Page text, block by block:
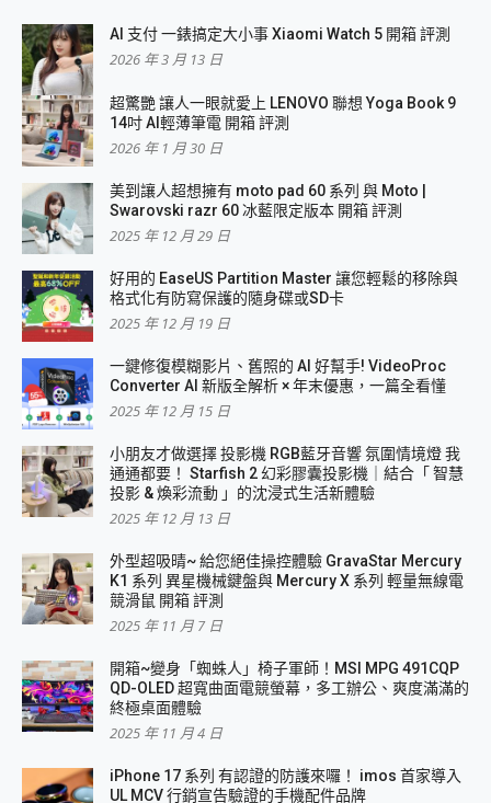
AI 支付 一錶搞定大小事 Xiaomi Watch 5 開箱 評測
2026 年 3 月 13 日
超驚艷 讓人一眼就愛上 LENOVO 聯想 Yoga Book 9
14吋 AI輕薄筆電 開箱 評測
2026 年 1 月 30 日
美到讓人超想擁有 moto pad 60 系列 與 Moto |
Swarovski razr 60 冰藍限定版本 開箱 評測
2025 年 12 月 29 日
好用的 EaseUS Partition Master 讓您輕鬆的移除與
格式化有防寫保護的隨身碟或SD卡
2025 年 12 月 19 日
一鍵修復模糊影片、舊照的 AI 好幫手! VideoProc
Converter AI 新版全解析 × 年末優惠，一篇全看懂
2025 年 12 月 15 日
小朋友才做選擇 投影機 RGB藍牙音響 氛圍情境燈 我
通通都要！ Starfish 2 幻彩膠囊投影機｜結合「 智慧
投影 & 煥彩流動 」的沈浸式生活新體驗
2025 年 12 月 13 日
外型超吸晴~ 給您絕佳操控體驗 GravaStar Mercury
K1 系列 異星機械鍵盤與 Mercury X 系列 輕量無線電
競滑鼠 開箱 評測
2025 年 11 月 7 日
開箱~變身「蜘蛛人」椅子軍師！MSI MPG 491CQP
QD-OLED 超寬曲面電競螢幕，多工辦公、爽度滿滿的
終極桌面體驗
2025 年 11 月 4 日
iPhone 17 系列 有認證的防護來囉！ imos 首家導入
UL MCV 行銷宣告驗證的手機配件品牌